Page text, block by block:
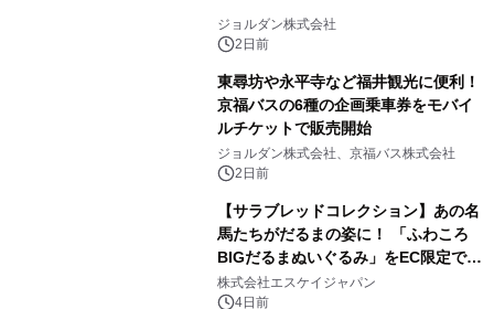
ジョルダン株式会社
2日前
東尋坊や永平寺など福井観光に便利！
京福バスの6種の企画乗車券をモバイ
ルチケットで販売開始
ジョルダン株式会社、京福バス株式会社
2日前
【サラブレッドコレクション】あの名
馬たちがだるまの姿に！ 「ふわころ
BIGだるまぬいぐるみ」をEC限定で受
注販売開始
株式会社エスケイジャパン
4日前